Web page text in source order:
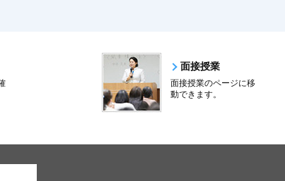
面接授業
面接授業のページに移
動できます。